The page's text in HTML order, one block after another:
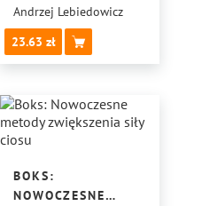
NA MIEJSCU
ZBRODNI
Andrzej Lebiedowicz
23.63
BOKS:
NOWOCZESNE